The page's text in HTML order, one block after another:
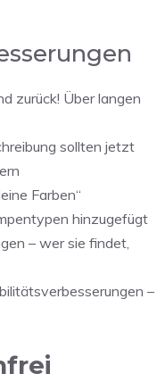
zurück! Über langen
sollten jetzt
Farben“
hinzugefügt
– wer sie findet,
–